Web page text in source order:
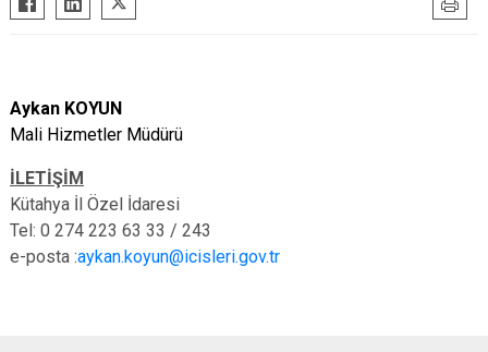
Aykan KOYUN
Mali Hizmetler Müdürü
İLETİŞİM
Kütahya İl Özel İdaresi
Tel: 0 274 223 63 33 / 243
e-posta :aykan.koyun@icisleri.gov.tr